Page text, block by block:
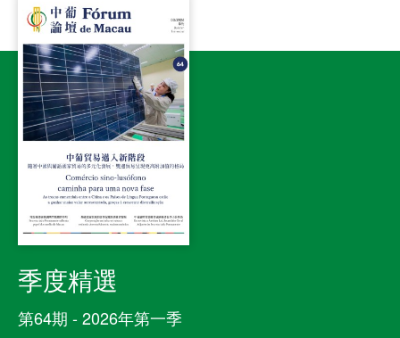
季度精選
第64期 - 2026年第一季